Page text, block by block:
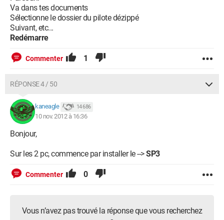
Va dans tes documents
Sélectionne le dossier du pilote dézippé
Suivant, etc...
Redémarre
Commenter 1
RÉPONSE 4 / 50
kaneagle 14 686
10 nov. 2012 à 16:36
Bonjour,
Sur les 2 pc, commence par installer le -->SP3
Commenter 0
Vous n’avez pas trouvé la réponse que vous recherchez